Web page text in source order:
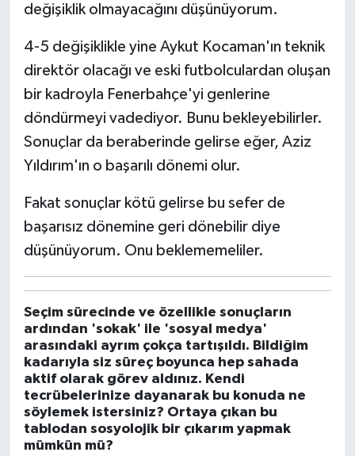
değişiklik olmayacağını düşünüyorum.
4-5 değişiklikle yine Aykut Kocaman'ın teknik
direktör olacağı ve eski futbolculardan oluşan
bir kadroyla Fenerbahçe'yi genlerine
döndürmeyi vadediyor. Bunu bekleyebilirler.
Sonuçlar da beraberinde gelirse eğer, Aziz
Yıldırım'ın o başarılı dönemi olur.
Fakat sonuçlar kötü gelirse bu sefer de
başarısız dönemine geri dönebilir diye
düşünüyorum. Onu beklememeliler.
Seçim sürecinde ve özellikle sonuçların
ardından 'sokak' ile 'sosyal medya'
arasındaki ayrım çokça tartışıldı. Bildiğim
kadarıyla siz süreç boyunca hep sahada
aktif olarak görev aldınız. Kendi
tecrübelerinize dayanarak bu konuda ne
söylemek istersiniz? Ortaya çıkan bu
tablodan sosyolojik bir çıkarım yapmak
mümkün mü?